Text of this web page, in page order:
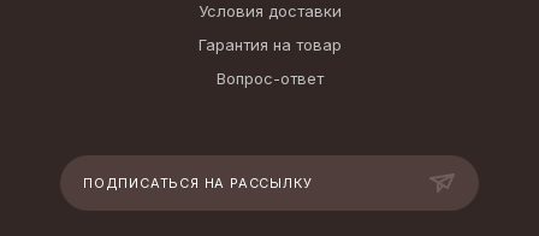
Условия доставки
Гарантия на товар
Вопрос-ответ
ПОДПИСАТЬСЯ НА РАССЫЛКУ